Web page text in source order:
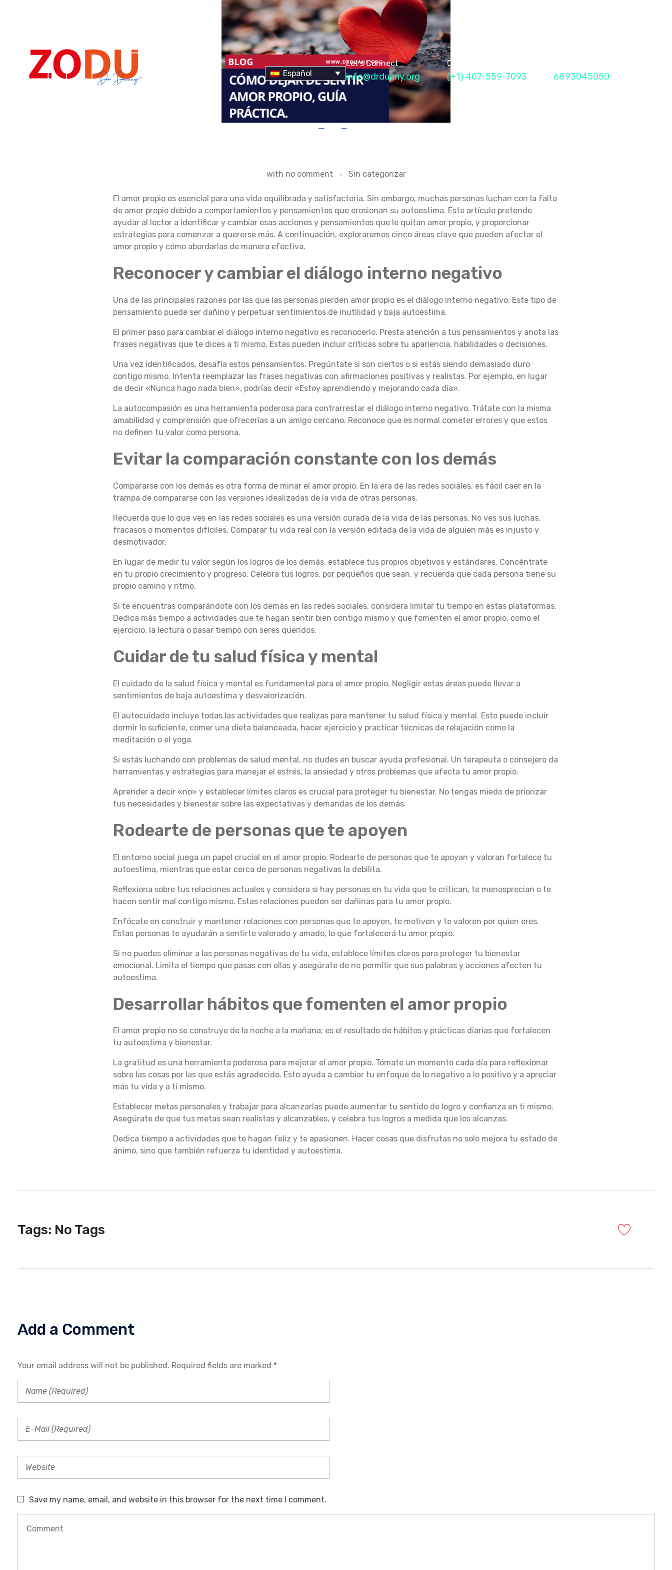
Español
Let's Connect
info@drduany.org
Call Me Now
(+1) 407-559-7093 6893045050
Ó
M
O
D
E
J
A
R
D
E
S
E
N
T
I
R
A
M
O
R
P
R
O
P
I
O
,
U
A
P
R
Á
C
with no comment Sin categorizar
El amor propio es esencial para una vida equilibrada y satisfactoria. Sin embargo, muchas personas luchan con la falta
de amor propio debido a comportamientos y pensamientos que erosionan su autoestima. Este artículo pretende
ayudar al lector a identificar y cambiar esas acciones y pensamientos que le quitan amor propio, y proporcionar
estrategias para comenzar a quererse más. A continuación, exploraremos cinco áreas clave que pueden afectar el
amor propio y cómo abordarlas de manera efectiva.
Reconocer y cambiar el diálogo interno negativo
Una de las principales razones por las que las personas pierden amor propio es el diálogo interno negativo. Este tipo de
pensamiento puede ser dañino y perpetuar sentimientos de inutilidad y baja autoestima.
El primer paso para cambiar el diálogo interno negativo es reconocerlo. Presta atención a tus pensamientos y anota las
frases negativas que te dices a ti mismo. Estas pueden incluir críticas sobre tu apariencia, habilidades o decisiones.
Una vez identificados, desafía estos pensamientos. Pregúntate si son ciertos o si estás siendo demasiado duro
contigo mismo. Intenta reemplazar las frases negativas con afirmaciones positivas y realistas. Por ejemplo, en lugar
de decir «Nunca hago nada bien», podrías decir «Estoy aprendiendo y mejorando cada día».
La autocompasión es una herramienta poderosa para contrarrestar el diálogo interno negativo. Trátate con la misma
amabilidad y comprensión que ofrecerías a un amigo cercano. Reconoce que es normal cometer errores y que estos
no definen tu valor como persona.
Evitar la comparación constante con los demás
Compararse con los demás es otra forma de minar el amor propio. En la era de las redes sociales, es fácil caer en la
trampa de compararse con las versiones idealizadas de la vida de otras personas.
Recuerda que lo que ves en las redes sociales es una versión curada de la vida de las personas. No ves sus luchas,
fracasos o momentos difíciles. Comparar tu vida real con la versión editada de la vida de alguien más es injusto y
desmotivador.
En lugar de medir tu valor según los logros de los demás, establece tus propios objetivos y estándares. Concéntrate
en tu propio crecimiento y progreso. Celebra tus logros, por pequeños que sean, y recuerda que cada persona tiene su
propio camino y ritmo.
Si te encuentras comparándote con los demás en las redes sociales, considera limitar tu tiempo en estas plataformas.
Dedica más tiempo a actividades que te hagan sentir bien contigo mismo y que fomenten el amor propio, como el
ejercicio, la lectura o pasar tiempo con seres queridos.
Cuidar de tu salud física y mental
El cuidado de la salud física y mental es fundamental para el amor propio. Negligir estas áreas puede llevar a
sentimientos de baja autoestima y desvalorización.
El autocuidado incluye todas las actividades que realizas para mantener tu salud física y mental. Esto puede incluir
dormir lo suficiente, comer una dieta balanceada, hacer ejercicio y practicar técnicas de relajación como la
meditación o el yoga.
Si estás luchando con problemas de salud mental, no dudes en buscar ayuda profesional. Un terapeuta o consejero da
herramientas y estrategias para manejar el estrés, la ansiedad y otros problemas que afecta tu amor propio.
Aprender a decir «no» y establecer límites claros es crucial para proteger tu bienestar. No tengas miedo de priorizar
tus necesidades y bienestar sobre las expectativas y demandas de los demás.
Rodearte de personas que te apoyen
El entorno social juega un papel crucial en el amor propio. Rodearte de personas que te apoyan y valoran fortalece tu
autoestima, mientras que estar cerca de personas negativas la debilita.
Reflexiona sobre tus relaciones actuales y considera si hay personas en tu vida que te critican, te menosprecian o te
hacen sentir mal contigo mismo. Estas relaciones pueden ser dañinas para tu amor propio.
Enfócate en construir y mantener relaciones con personas que te apoyen, te motiven y te valoren por quien eres.
Estas personas te ayudarán a sentirte valorado y amado, lo que fortalecerá tu amor propio.
Si no puedes eliminar a las personas negativas de tu vida, establece límites claros para proteger tu bienestar
emocional. Limita el tiempo que pasas con ellas y asegúrate de no permitir que sus palabras y acciones afecten tu
autoestima.
Desarrollar hábitos que fomenten el amor propio
El amor propio no se construye de la noche a la mañana; es el resultado de hábitos y prácticas diarias que fortalecen
tu autoestima y bienestar.
La gratitud es una herramienta poderosa para mejorar el amor propio. Tómate un momento cada día para reflexionar
sobre las cosas por las que estás agradecido. Esto ayuda a cambiar tu enfoque de lo negativo a lo positivo y a apreciar
más tu vida y a ti mismo.
Establecer metas personales y trabajar para alcanzarlas puede aumentar tu sentido de logro y confianza en ti mismo.
Asegúrate de que tus metas sean realistas y alcanzables, y celebra tus logros a medida que los alcanzas.
Dedica tiempo a actividades que te hagan feliz y te apasionen. Hacer cosas que disfrutas no solo mejora tu estado de
ánimo, sino que también refuerza tu identidad y autoestima.
Tags: No Tags
Add a Comment
Your email address will not be published. Required fields are marked *
Save my name, email, and website in this browser for the next time I comment.